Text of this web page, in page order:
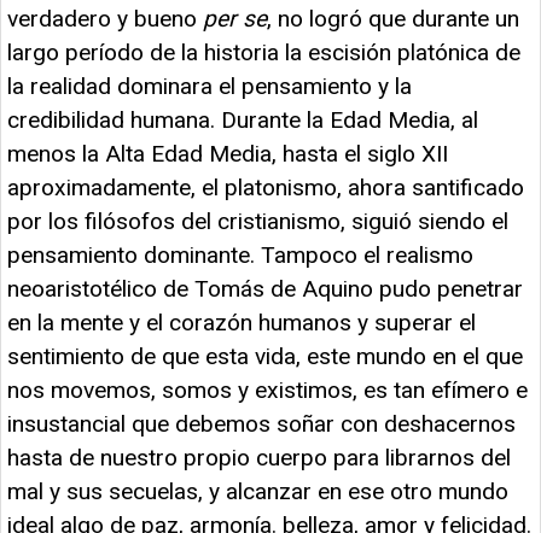
verdadero y bueno per se, no logró que durante un
largo período de la historia la escisión platónica de
la realidad dominara el pensamiento y la
credibilidad humana. Durante la Edad Media, al
menos la Alta Edad Media, hasta el siglo XII
aproximadamente, el platonismo, ahora santificado
por los filósofos del cristianismo, siguió siendo el
pensamiento dominante. Tampoco el realismo
neoaristotélico de Tomás de Aquino pudo penetrar
en la mente y el corazón humanos y superar el
sentimiento de que esta vida, este mundo en el que
nos movemos, somos y existimos, es tan efímero e
insustancial que debemos soñar con deshacernos
hasta de nuestro propio cuerpo para librarnos del
mal y sus secuelas, y alcanzar en ese otro mundo
ideal algo de paz, armonía. belleza, amor y felicidad.